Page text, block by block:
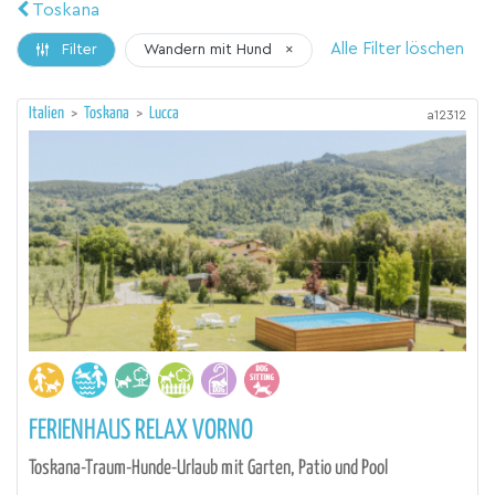
Toskana
Filter Wandern mit Hund × Alle Filter löschen
Italien > Toskana > Lucca a12312
FERIENHAUS RELAX VORNO
Toskana-Traum-Hunde-Urlaub mit Garten, Patio und Pool